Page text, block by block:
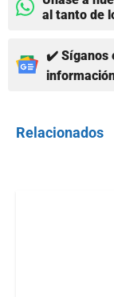
al tanto de
✔️ Síganos
Relacionados